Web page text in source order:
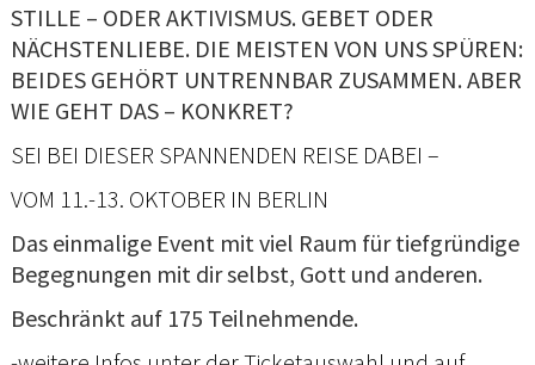
STILLE – ODER AKTIVISMUS. GEBET ODER
NÄCHSTENLIEBE. DIE MEISTEN VON UNS SPÜREN:
BEIDES GEHÖRT UNTRENNBAR ZUSAMMEN. ABER
WIE GEHT DAS – KONKRET?
SEI BEI DIESER SPANNENDEN REISE DABEI –
VOM 11.-13. OKTOBER IN BERLIN
Das einmalige Event mit viel Raum für tiefgründige
Begegnungen mit dir selbst, Gott und anderen.
Beschränkt auf 175 Teilnehmende.